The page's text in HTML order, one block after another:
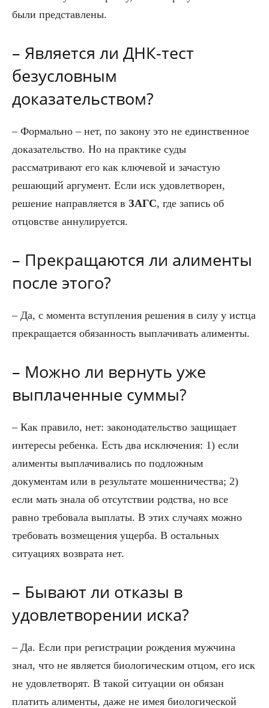
были представлены.
– Является ли ДНК-тест
безусловным
доказательством?
– Формально – нет, по закону это не единственное
доказательство. Но на практике суды
рассматривают его как ключевой и зачастую
решающий аргумент. Если иск удовлетворен,
решение направляется в ЗАГС, где запись об
отцовстве аннулируется.
– Прекращаются ли алименты
после этого?
– Да, с момента вступления решения в силу у истца
прекращается обязанность выплачивать алименты.
– Можно ли вернуть уже
выплаченные суммы?
– Как правило, нет: законодательство защищает
интересы ребенка. Есть два исключения: 1) если
алименты выплачивались по подложным
документам или в результате мошенничества; 2)
если мать знала об отсутствии родства, но все
равно требовала выплаты. В этих случаях можно
требовать возмещения ущерба. В остальных
ситуациях возврата нет.
– Бывают ли отказы в
удовлетворении иска?
– Да. Если при регистрации рождения мужчина
знал, что не является биологическим отцом, его иск
не удовлетворят. В такой ситуации он обязан
платить алименты, даже не имея биологической